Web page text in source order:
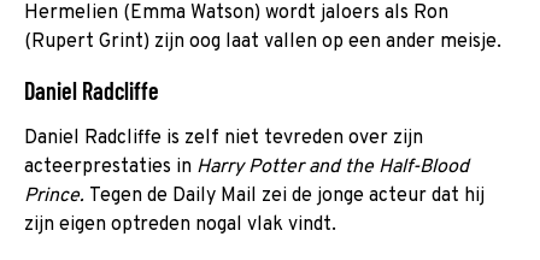
Hermelien (Emma Watson) wordt jaloers als Ron
(Rupert Grint) zijn oog laat vallen op een ander meisje.
Daniel Radcliffe
Daniel Radcliffe is zelf niet tevreden over zijn
acteerprestaties in Harry Potter and the Half-Blood
Prince. Tegen de Daily Mail zei de jonge acteur dat hij
zijn eigen optreden nogal vlak vindt.